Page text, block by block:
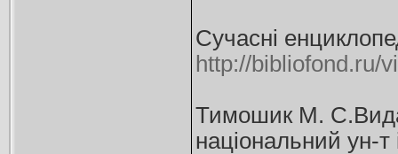
Сучасні
http://bibliofond.ru/
Тимошик М.
національний ун-